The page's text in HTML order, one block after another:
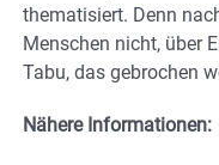
thematisiert. Denn
Menschen nicht, über
Tabu, das gebrochen
Nähere Informationen: